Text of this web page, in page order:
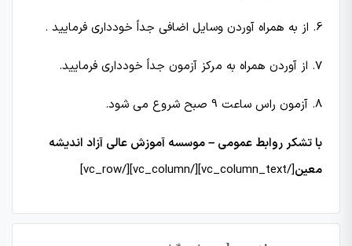
6. از به همراه آوردن وسایل اضافی جداً خودداری فرمایید .
7. از آوردن همراه به مركز آزمون جداً خودداری فرمایید.
8. آزمون راس ساعت 9 صبح شروع می شود.
با تشکر روابط عمومی – موسسه آموزش عالی آزاد اندیشه
معین[/vc_column_text][/vc_column][/vc_row]